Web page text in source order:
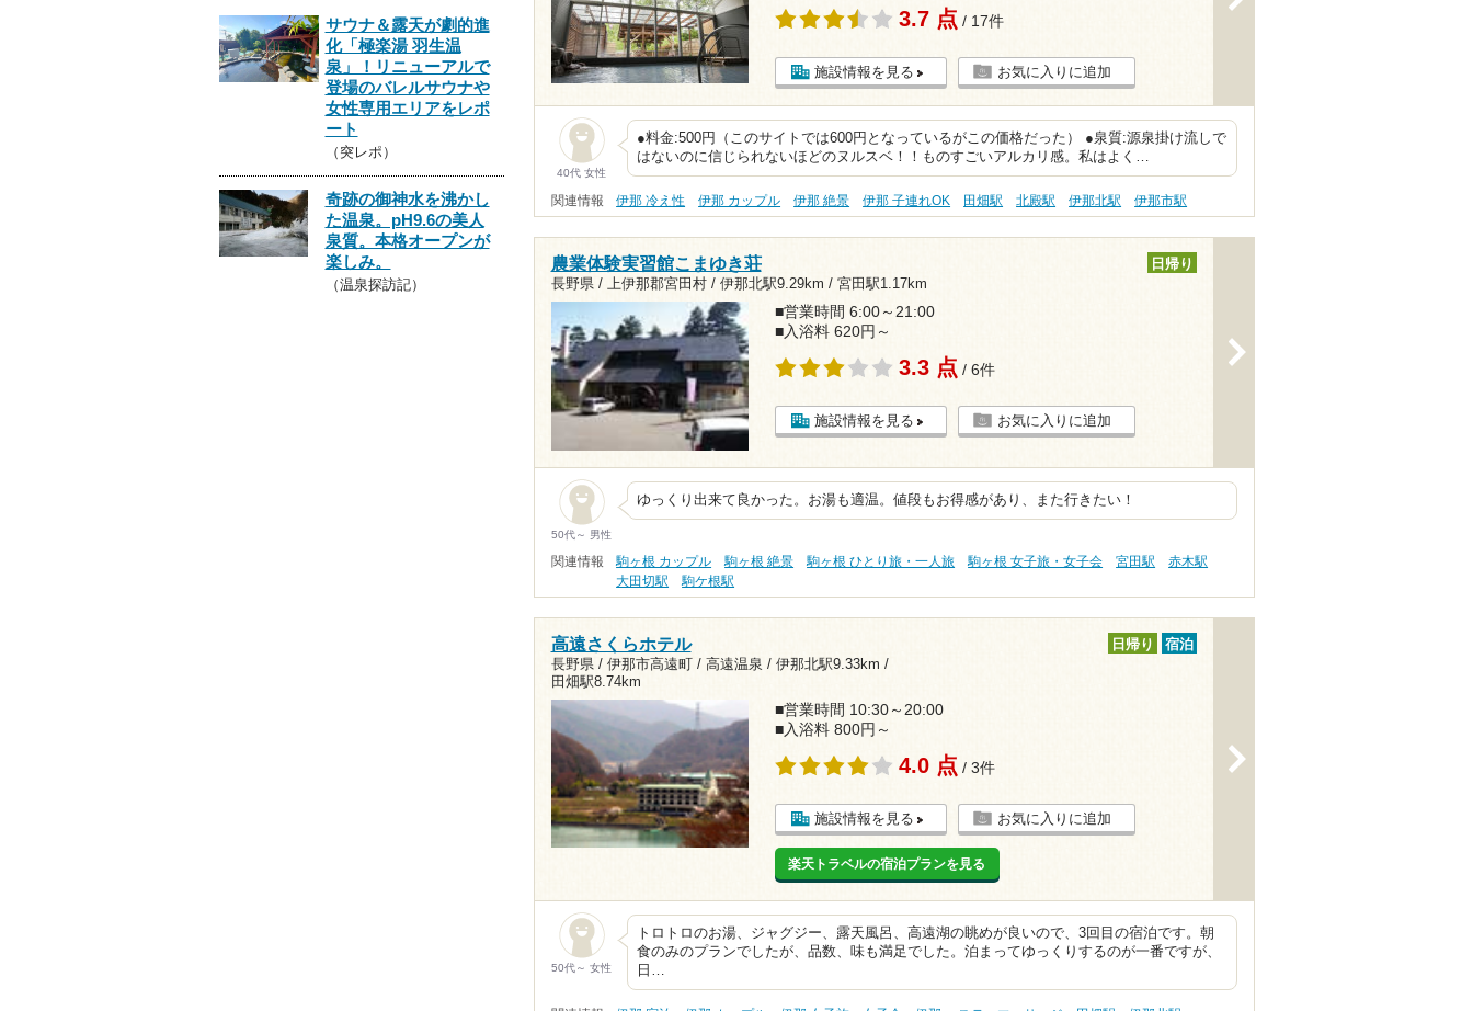
3.7 点 / 17件
施設情報を見る お気に入りに追加
40代 女性
●料金:500円（このサイトでは600円となっているがこの価格だった） ●泉質:源泉掛け流しで
はないのに信じられないほどのヌルスベ！！ものすごいアルカリ感。私はよく…
関連情報 伊那 冷え性 伊那 カップル 伊那 絶景 伊那 子連れOK 田畑駅 北殿駅 伊那北駅 伊那市駅
農業体験実習館こまゆき荘
長野県 / 上伊那郡宮田村 / 伊那北駅9.29km / 宮田駅1.17km
日帰り
■営業時間 6:00～21:00
■入浴料 620円～
3.3 点 / 6件
施設情報を見る お気に入りに追加
50代～ 男性
ゆっくり出来て良かった。お湯も適温。値段もお得感があり、また行きたい！
関連情報 駒ヶ根 カップル 駒ヶ根 絶景 駒ヶ根 ひとり旅・一人旅 駒ヶ根 女子旅・女子会 宮田駅
赤木駅
大田切駅
駒ケ根駅
高遠さくらホテル
長野県 / 伊那市高遠町 / 高遠温泉 / 伊那北駅9.33km /
田畑駅8.74km
日帰り 宿泊
■営業時間 10:30～20:00
■入浴料 800円～
4.0 点 / 3件
施設情報を見る お気に入りに追加
楽天トラベルの宿泊プランを見る
50代～ 女性
トロトロのお湯、ジャグジー、露天風呂、高遠湖の眺めが良いので、3回目の宿泊です。朝
食のみのプランでしたが、品数、味も満足でした。泊まってゆっくりするのが一番ですが、
日…
サウナ＆露天が劇的進
化「極楽湯 羽生温
泉」！リニューアルで
登場のバレルサウナや
女性専用エリアをレポ
ート
（突レポ）
奇跡の御神水を沸かし
た温泉。pH9.6の美人
泉質。本格オープンが
楽しみ。
（温泉探訪記）